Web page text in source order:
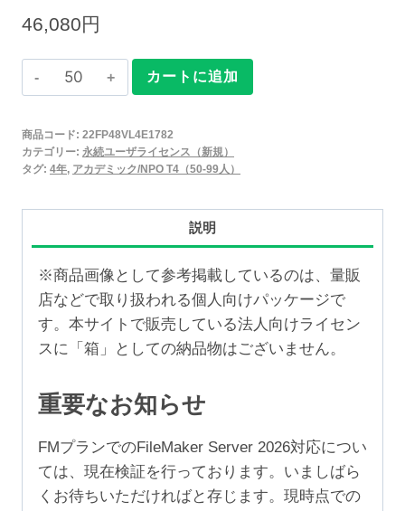
46,080円
Claris
FileMaker
永
続
ザ
ラ
イ
セ
ン
新
規
4
年
（ア
カートに追加
商品コード: 22FP48VL4E1782
カテゴリー: 永続ユーザライセンス（新規）
タグ: 4年, アカデミック/NPO T4（50-99人）
説明
※商品画像として参考掲載しているのは、量販
店などで取り扱われる個人向けパッケージで
す。本サイトで販売している法人向けライセン
スに「箱」としての納品物はございません。
重要なお知らせ
FMプランでのFileMaker Server 2026対応につい
ては、現在検証を行っております。いましばら
くお待ちいただければと存じます。現時点での